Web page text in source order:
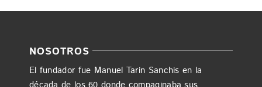
NOSOTROS
El fundador fue Manuel Tarin Sanchis en la